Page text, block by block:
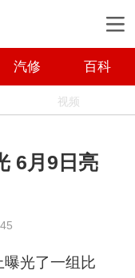
汽修 百科
视频
6月9日亮
曝光了一组比